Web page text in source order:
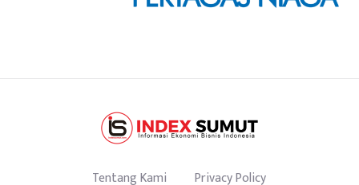
Tentang Kami Privacy Policy